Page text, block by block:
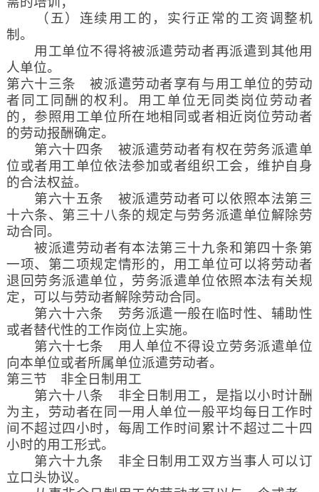
（五）连续用工的，实行正常的工资调整机
制。
用工单位不得将被派遣劳动者再派遣到其他用
人单位。
第六十三条 被派遣劳动者享有与用工单位的劳动
者同工同酬的权利。用工单位无同类岗位劳动者
的，参照用工单位所在地相同或者相近岗位劳动者
的劳动报酬确定。
第六十四条 被派遣劳动者有权在劳务派遣单
位或者用工单位依法参加或者组织工会，维护自身
的合法权益。
第六十五条 被派遣劳动者可以依照本法第三
十六条、第三十八条的规定与劳务派遣单位解除劳
动合同。
被派遣劳动者有本法第三十九条和第四十条第
一项、第二项规定情形的，用工单位可以将劳动者
退回劳务派遣单位，劳务派遣单位依照本法有关规
定，可以与劳动者解除劳动合同。
第六十六条 劳务派遣一般在临时性、辅助性
或者替代性的工作岗位上实施。
第六十七条 用人单位不得设立劳务派遣单位
向本单位或者所属单位派遣劳动者。
第三节 非全日制用工
第六十八条 非全日制用工，是指以小时计酬
为主，劳动者在同一用人单位一般平均每日工作时
间不超过四小时，每周工作时间累计不超过二十四
小时的用工形式。
第六十九条 非全日制用工双方当事人可以订
立口头协议。